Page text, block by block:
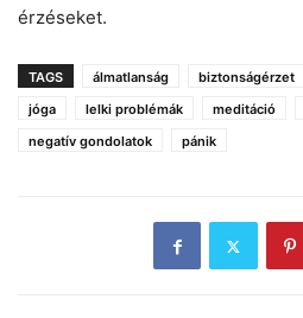
érzéseket.
TAGS álmatlanság biztonságérzet
jóga
lelki problémák meditáció
negatív gondolatok
pánik